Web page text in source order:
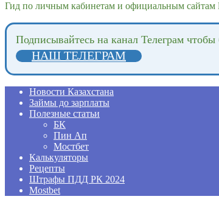
Гид по личным кабинетам и официальным сайтам
Подпиcывайтесь на канал Телеграм
НАШ ТЕЛЕГРАМ
Новости Казахстана
Займы до зарплаты
Полезные статьи
БК
Пин Ап
Мостбет
Калькуляторы
Рецепты
Штрафы ПДД РК 2024
Mostbet